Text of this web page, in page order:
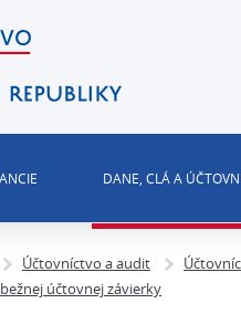
DANE, CLÁ A
Účtovníctvo a audit
účtovnej závierky